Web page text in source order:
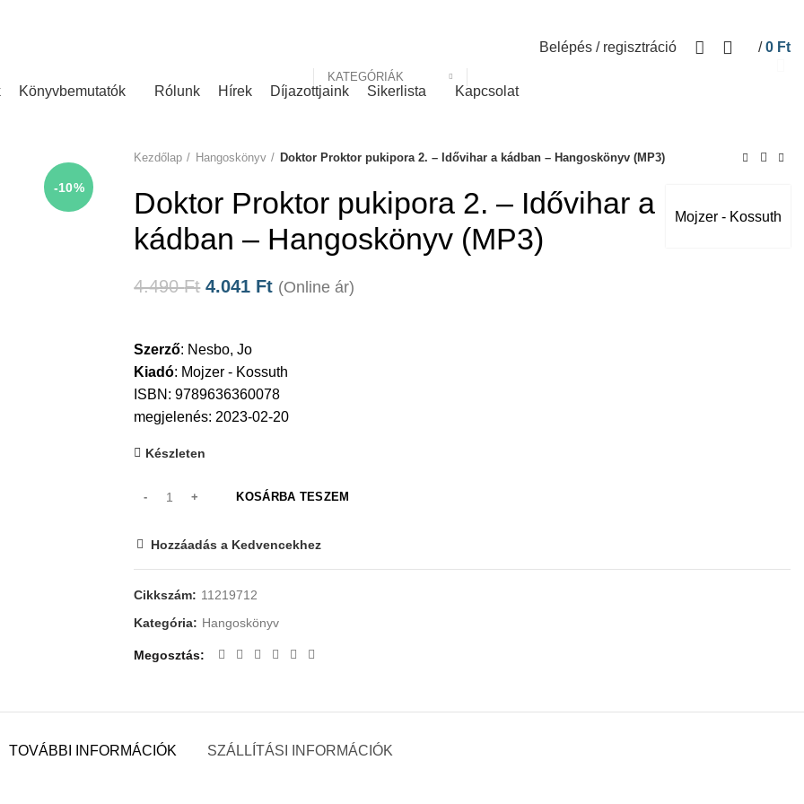
KATEGÓRIÁK
Belépés / regisztráció / 0 Ft
Könyvbemutatók Rólunk Hírek Díjazottjaink Sikerlista Kapcsolat
-10%
Kezdőlap
Hangoskönyv Doktor Proktor pukipora 2. – Idővihar a kádban – Hangoskönyv (MP3)
Mojzer - Kossuth
Doktor Proktor pukipora 2. – Idővihar a
kádban – Hangoskönyv (MP3)
4.490Ft 4.041 Ft (Online ár)
Szerző: Nesbo, Jo
Kiadó: Mojzer - Kossuth
ISBN: 9789636360078
megjelenés: 2023-02-20
Készleten
KOSÁRBA TESZEM
Hozzáadás a Kedvencekhez
Cikkszám: 11219712
Kategória: Hangoskönyv
Megosztás
TOVÁBBI INFORMÁCIÓK SZÁLLÍTÁSI INFORMÁCIÓK